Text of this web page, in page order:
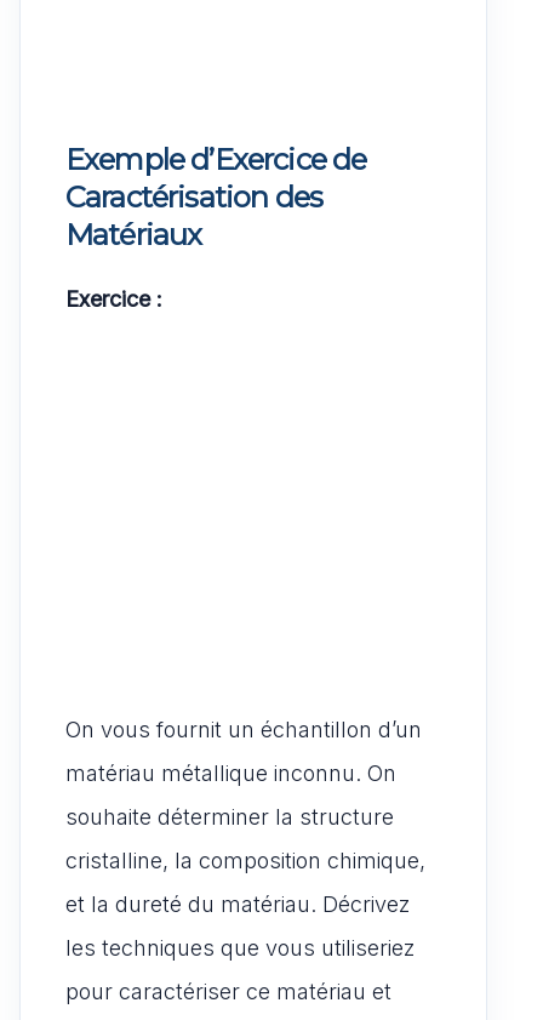
Exemple d’Exercice de
Caractérisation des
Matériaux
Exercice :
On vous fournit un échantillon d’un
matériau métallique inconnu. On
souhaite déterminer la structure
cristalline, la composition chimique,
et la dureté du matériau. Décrivez
les techniques que vous utiliseriez
pour caractériser ce matériau et